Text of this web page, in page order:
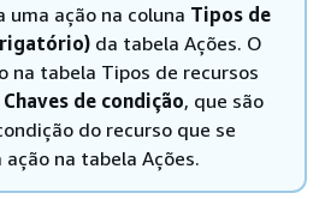
uma ação na coluna Tipos de
da tabela Ações. O
na tabela Tipos de recursos
Chaves de condição, que são
do recurso que se
ação na tabela Ações.